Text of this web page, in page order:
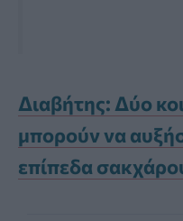
Διαβήτης: Δύο
μπορούν να
επίπεδα